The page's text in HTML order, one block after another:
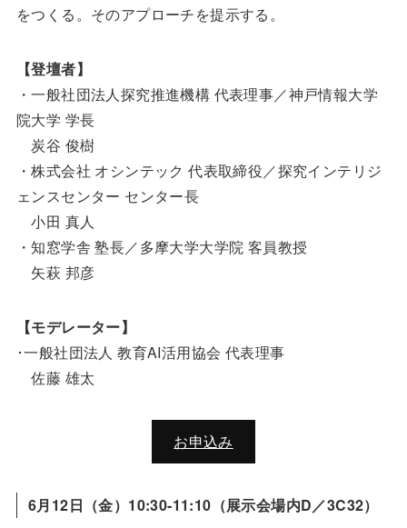
をつくる。そのアプローチを提示する。
【登壇者】
・一般社団法人探究推進機構 代表理事／神戸情報大学
院大学 学長
炭谷 俊樹
・株式会社 オシンテック 代表取締役／探究インテリジ
ェンスセンター センター長
小田 真人
・知窓学舎 塾長／多摩大学大学院 客員教授
矢萩 邦彦
【モデレーター】
･一般社団法人 教育AI活用協会 代表理事
佐藤 雄太
お申込み
6月12日（金）10:30-11:10（展示会場内D／3C32）